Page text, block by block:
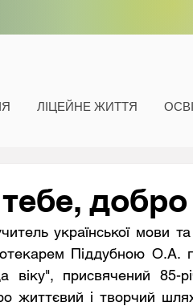
ЛІЦЕЙНЕ ЖИТТЯ
Піддубною
віку", присвячений 85-
життєвий і творчий